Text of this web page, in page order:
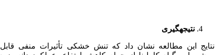
نتیجه­گیری
نتایج این مطالعه نشان داد که تنش خشکی تأثیرات منفی